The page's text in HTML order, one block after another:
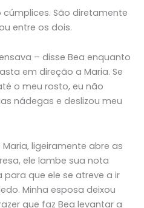
cúmplices. São diretamente
entre os dois.
– disse Bea enquanto
em direção a Maria. Se
o meu rosto, eu não
nádegas e deslizou meu
ligeiramente abre as
ele lambe sua nota
que ele se atreve a ir
Minha esposa deixou
que faz Bea levantar a